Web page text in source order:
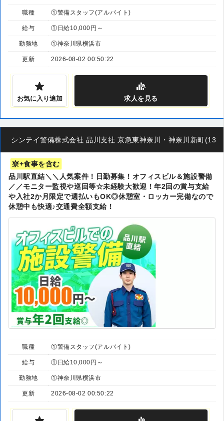
職種 ①警備スタッフ(アルバイト)
給与 ①日給10,000円～
勤務地 ①神奈川県横浜市
更新 2026-08-02 00:50:22
お気に入り追加 求人 を見る
シンテイ警備株式会社 品川支社 京急東神奈川・神奈川新町(13)
寮+食事を含む
品川駅直結＼＼人気案件！日勤募集！オフィスビル＆施設警備
／／モニター監視や巡回等☆未経験大歓迎！年2回の賞与支給
や入社2か月限定で週払いもOK◎休憩室・ロッカー完備なので
休憩中も快適♪交通費全額支給！
職種 ①警備スタッフ(アルバイト)
給与 ①日給10,000円～
勤務地 ①神奈川県横浜市
更新 2026-08-02 00:50:22